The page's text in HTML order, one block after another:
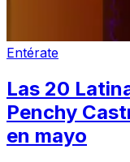
Entérate
Las 20
Penchy
en mayo